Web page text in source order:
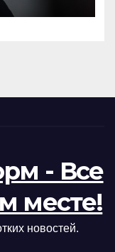
- Все
месте!
новостей.